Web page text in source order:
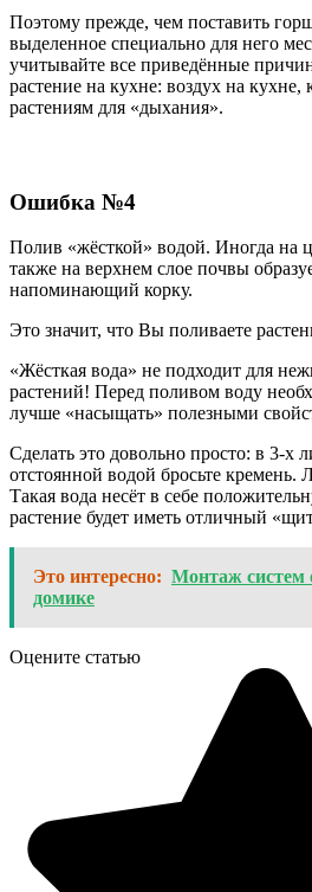
Поэтому прежде, чем поставить
выделенное специально для него
учитывайте все приведённые
растение на кухне: воздух на кухне,
растениям для «дыхания».
Ошибка №4
Полив «жёсткой» водой. Иногда на
также на верхнем слое почвы
напоминающий корку.
Это значит, что Вы поливаете
«Жёсткая вода» не подходит для
растений! Перед поливом воду
лучше «насыщать» полезными
Сделать это довольно просто: в 3-х
отстоянной водой бросьте кремень.
Такая вода несёт в себе
растение будет иметь отличный
Это интересно: Монтаж систем
домике
Оцените статью